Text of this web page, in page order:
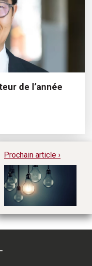
de l’année
Prochain article ›